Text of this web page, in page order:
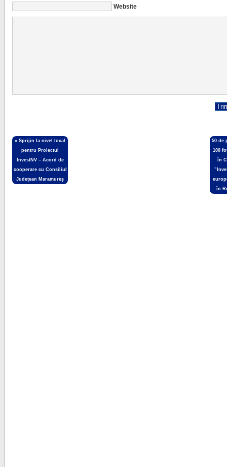
Website
«Sprijin la nivel local
pentru Proiectul
InvestNV – Acord de
cooperare cu Consiliul
Județean Maramureș
50 de
100
în
în